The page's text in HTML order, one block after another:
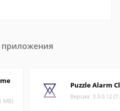
МБ)
Puzzle Alarm
Версия: 3.3.0.12